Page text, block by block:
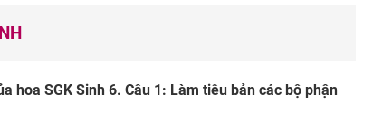
hoa SGK Sinh 6. Câu 1: Làm tiêu bản các bộ phận